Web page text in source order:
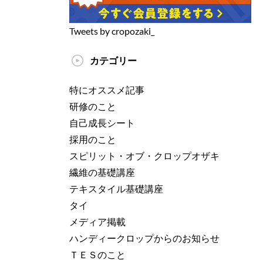
Tweets by cropozaki_
カテゴリー
特にオススメ記事
研修のこと
自己成長シート
採用のこと
スピリット・オブ・クロップオザキ
繊維の基礎講座
テキスタイル基礎講座
タイ
メディア掲載
ハンディークロップからのお知らせ
ＴＥＳのこと